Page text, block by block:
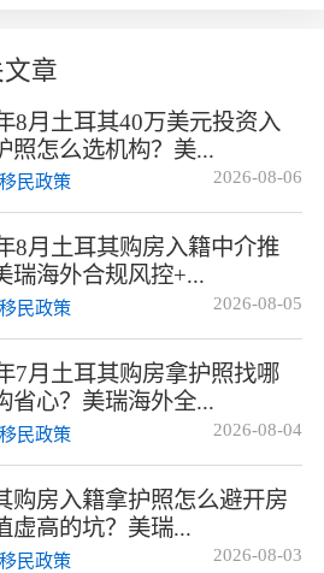
章
8月土耳其40万美元投资入
照怎么选机构？美...
2026-08-06
民政策
8月土耳其购房入籍中介推
瑞海外合规风控+...
2026-08-05
民政策
7月土耳其购房拿护照找哪
省心？美瑞海外全...
2026-08-04
民政策
购房入籍拿护照怎么避开房
虚高的坑？美瑞...
2026-08-03
民政策